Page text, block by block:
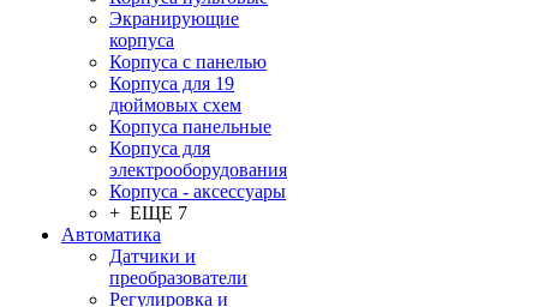
Экранирующие
корпуса
Корпуса с панелью
Корпуса для 19
дюймовых схем
Корпуса панельные
Корпуса для
электрооборудования
Корпуса - аксессуары
+ ЕЩЕ 7
Автоматика
Датчики и
преобразователи
Регулировка и